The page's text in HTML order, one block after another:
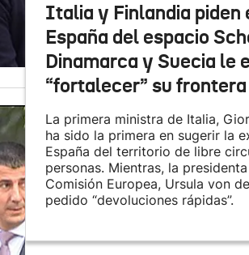
Italia y Finlandia piden
España del espacio
Dinamarca y Suecia le
“fortalecer” su frontera
La primera ministra de Italia,
ha sido la primera en sugerir la
España del territorio de libre
personas. Mientras, la
Comisión Europea, Ursula von
pedido “devoluciones rápidas”.